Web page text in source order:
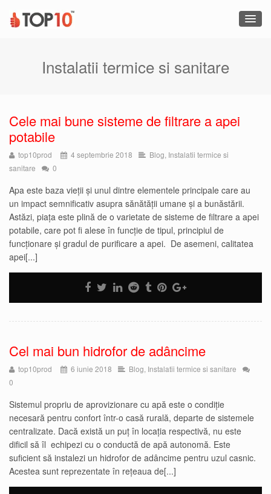
Instalatii termice si sanitare
Cele mai bune sisteme de filtrare a apei
potabile
top10prod 4 septembrie 2018 Blog, Instalatii termice si
sanitare
0
Apa este baza vieții și unul dintre elementele principale care au
un impact semnificativ asupra sănătății umane și a bunăstării.
Astăzi, piața este plină de o varietate de sisteme de filtrare a apei
potabile, care pot fi alese în funcție de tipul, principiul de
funcționare și gradul de purificare a apei. De asemeni, calitatea
apei[...]
Cel mai bun hidrofor de adâncime
top10prod 6 iunie 2018 Blog, Instalatii termice si sanitare
0
Sistemul propriu de aprovizionare cu apă este o condiție
necesară pentru confort într-o casă rurală, departe de sistemele
centralizate. Dacă există un puț în locația respectivă, nu este
dificil să îl echipezi cu o conductă de apă autonomă. Este
suficient să instalezi un hidrofor de adâncime pentru uzul casnic.
Acestea sunt reprezentate în rețeaua de[...]